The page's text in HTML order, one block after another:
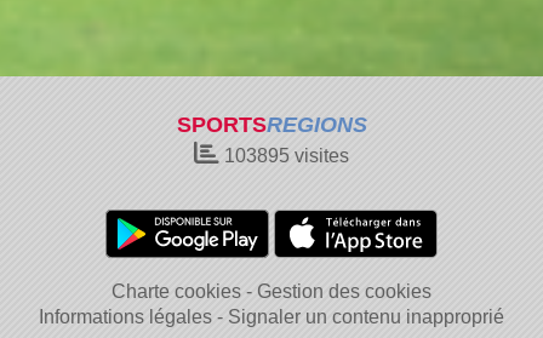
SPORTSREGIONS
103895 visites
Charte cookies
Gestion des cookies
Informations légales
Signaler un contenu inapproprié